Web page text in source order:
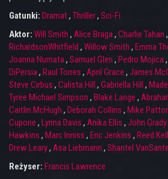
Gatunki: Dramat, Thriller, Sci-Fi
Aktor: Will Smith , Alice Braga, Charlie Tahan ,
RichardsonWhitfield , Willow Smith , Emma
Joanna Numata, Samuel Glen , Pedro Mojica,
DiPersia, Raul Torres , April Grace , James
Steve Cirbus , Calista Hill , Gabriella Hill ,
Tyree Michael Simpson , Blake Lange ,
Caitlin McHugh , Deborah Collins , Mike
Cupone , Lynna Davis , Anika Ellis , John Grady
Hawkins , Marc Inniss , Eric Jenkins , Reed
Drew Leary, Asa Liebmann , Shantel
Reżyser: Francis Lawrence